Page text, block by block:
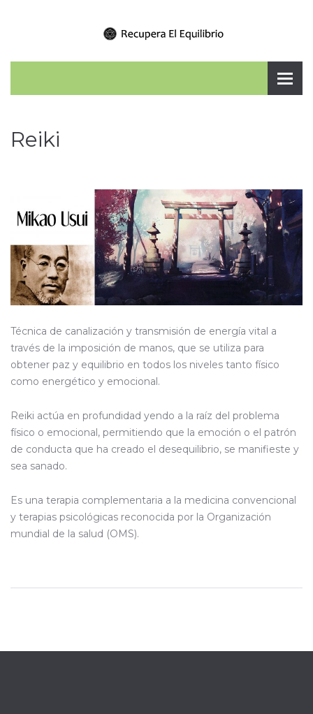
Reiki
Técnica de canalización y transmisión de energía vital a
través de la imposición de manos, que se utiliza para
obtener paz y equilibrio en todos los niveles tanto físico
como energético y emocional.
Reiki actúa en profundidad yendo a la raíz del problema
físico o emocional, permitiendo que la emoción o el patrón
de conducta que ha creado el desequilibrio, se manifieste y
sea sanado.
Es una terapia complementaria a la medicina convencional
y terapias psicológicas reconocida por la Organización
mundial de la salud (OMS).